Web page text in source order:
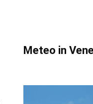
Meteo in